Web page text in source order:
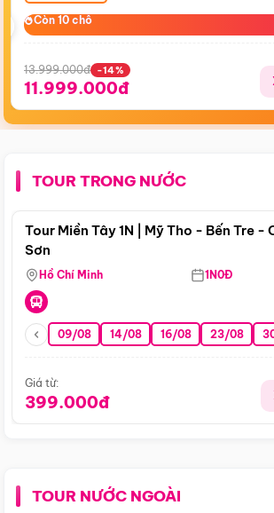
Còn 10 chỗ
Còn 10 chỗ
13.999.000đ -14%
11.999.000đ
TOUR TRONG NƯỚC
Tour Miền Tây 1N | Mỹ Tho - Bến Tre -
Sơn
Hồ Chí Minh 1N0Đ
09/08 14/08 16/08 23/08
Giá từ:
399.000đ
TOUR NƯỚC NGOÀI